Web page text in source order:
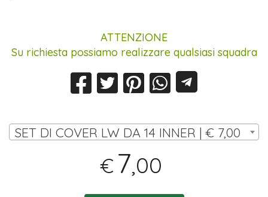
ATTENZIONE
Su richiesta possiamo realizzare qualsiasi squadra
SET DI COVER LW DA 14 INNER | € 7,00
€ 7,00